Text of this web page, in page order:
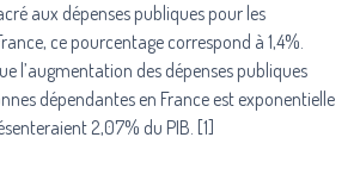
aux dépenses publiques pour les
ce pourcentage correspond à 1,4%.
l’augmentation des dépenses publiques
dépendantes en France est exponentielle
2,07% du PIB. [1]